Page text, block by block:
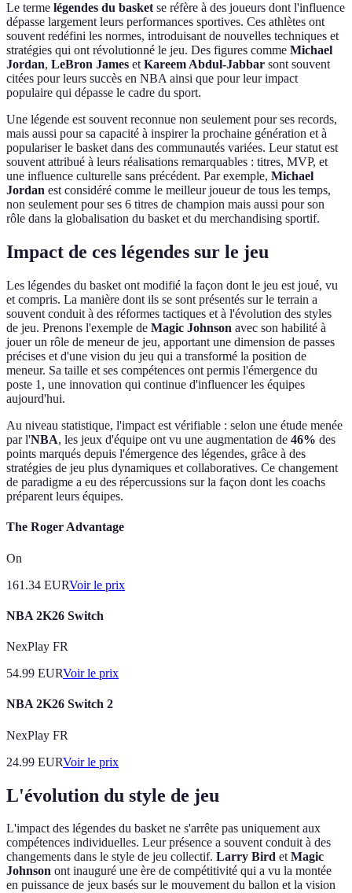
Le terme légendes du basket se réfère à des joueurs dont l'influence
dépasse largement leurs performances sportives. Ces athlètes ont
souvent redéfini les normes, introduisant de nouvelles techniques et
stratégies qui ont révolutionné le jeu. Des figures comme Michael
Jordan, LeBron James et Kareem Abdul-Jabbar sont souvent
citées pour leurs succès en NBA ainsi que pour leur impact
populaire qui dépasse le cadre du sport.
Une légende est souvent reconnue non seulement pour ses records,
mais aussi pour sa capacité à inspirer la prochaine génération et à
populariser le basket dans des communautés variées. Leur statut est
souvent attribué à leurs réalisations remarquables : titres, MVP, et
une influence culturelle sans précédent. Par exemple, Michael
Jordan est considéré comme le meilleur joueur de tous les temps,
non seulement pour ses 6 titres de champion mais aussi pour son
rôle dans la globalisation du basket et du merchandising sportif.
Impact de ces légendes sur le jeu
Les légendes du basket ont modifié la façon dont le jeu est joué, vu
et compris. La manière dont ils se sont présentés sur le terrain a
souvent conduit à des réformes tactiques et à l'évolution des styles
de jeu. Prenons l'exemple de Magic Johnson avec son habilité à
jouer un rôle de meneur de jeu, apportant une dimension de passes
précises et d'une vision du jeu qui a transformé la position de
meneur. Sa taille et ses compétences ont permis l'émergence du
poste 1, une innovation qui continue d'influencer les équipes
aujourd'hui.
Au niveau statistique, l'impact est vérifiable : selon une étude menée
par l'NBA, les jeux d'équipe ont vu une augmentation de 46% des
points marqués depuis l'émergence des légendes, grâce à des
stratégies de jeu plus dynamiques et collaboratives. Ce changement
de paradigme a eu des répercussions sur la façon dont les coachs
préparent leurs équipes.
The Roger Advantage
On
161.34 EURVoir le prix
NBA 2K26 Switch
NexPlay FR
54.99 EURVoir le prix
NBA 2K26 Switch 2
NexPlay FR
24.99 EURVoir le prix
L'évolution du style de jeu
L'impact des légendes du basket ne s'arrête pas uniquement aux
compétences individuelles. Leur présence a souvent conduit à des
changements dans le style de jeu collectif. Larry Bird etMagic
Johnson ont inauguré une ère de compétitivité qui a vu la montée
en puissance de jeux basés sur le mouvement du ballon et la vision